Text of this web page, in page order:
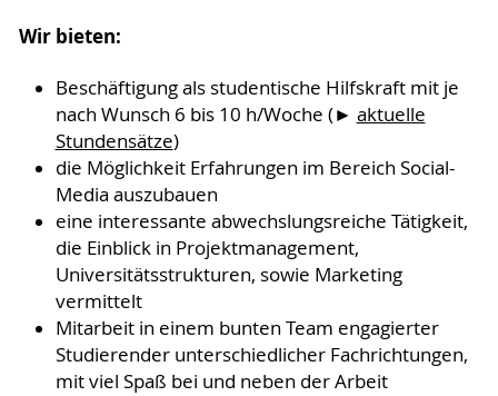
Wir bieten:
Beschäftigung als studentische Hilfskraft mit je
nach Wunsch 6 bis 10 h/Woche (► aktuelle
Stundensätze)
die Möglichkeit Erfahrungen im Bereich Social-
Media auszubauen
eine interessante abwechslungsreiche Tätigkeit,
die Einblick in Projektmanagement,
Universitätsstrukturen, sowie Marketing
vermittelt
Mitarbeit in einem bunten Team engagierter
Studierender unterschiedlicher Fachrichtungen,
mit viel Spaß bei und neben der Arbeit